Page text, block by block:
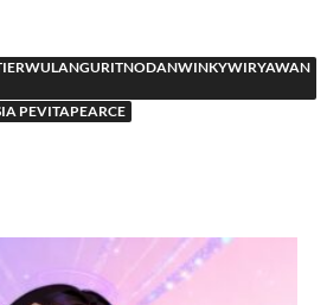
PEVITAPEARCE